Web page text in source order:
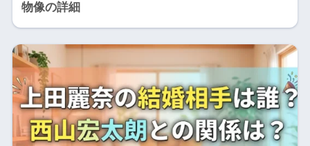
物像の詳細